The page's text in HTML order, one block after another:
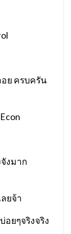
ย ครบครัน
งมาก
ยจ้า
ยๆจริงจริง